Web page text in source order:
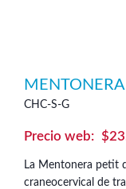
CHC-S-G
$
La Mentonera petit
craneocervical de